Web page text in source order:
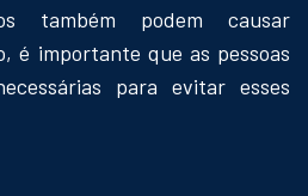
também podem causar
é importante que as pessoas
para evitar esses